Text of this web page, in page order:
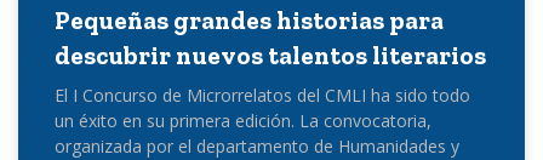
Pequeñas grandes historias para
descubrir nuevos talentos literarios
El I Concurso de Microrrelatos del CMLI ha sido todo
un éxito en su primera edición. La convocatoria,
organizada por el departamento de Humanidades y